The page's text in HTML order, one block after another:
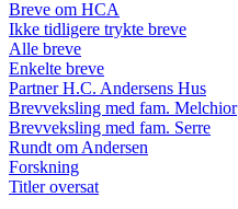
Breve om HCA
Ikke tidligere trykte breve
Alle breve
Enkelte breve
Partner H.C. Andersens Hus
Brevveksling med fam. Melchior
Brevveksling med fam. Serre
Rundt om Andersen
Forskning
Titler oversat